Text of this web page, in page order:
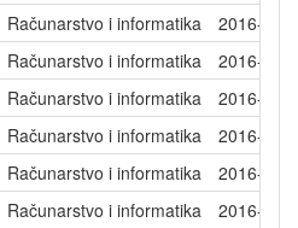
Računarstvo i informatika
2016-07-
Računarstvo i informatika
2016-09-
Računarstvo i informatika
2016-09-
Računarstvo i informatika
2016-09-
Računarstvo i informatika
2016-10-
Računarstvo i informatika
2016-10-